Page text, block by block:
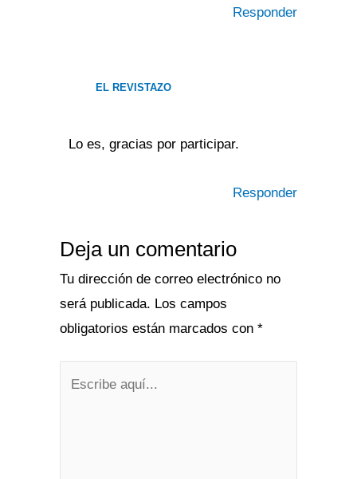
Responder
EL REVISTAZO
Lo es, gracias por participar.
Responder
Deja un comentario
Tu dirección de correo electrónico no
será publicada. Los campos
obligatorios están marcados con *